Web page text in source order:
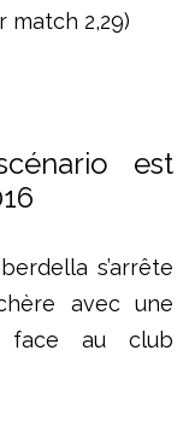
match 2,29)
est
s’arrête
avec une
au club